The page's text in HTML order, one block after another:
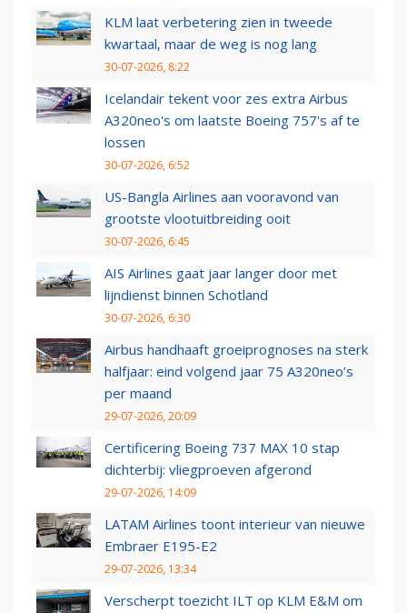
KLM laat verbetering zien in tweede
kwartaal, maar de weg is nog lang
30-07-2026, 8:22
Icelandair tekent voor zes extra Airbus
A320neo's om laatste Boeing 757's af te
lossen
30-07-2026, 6:52
US-Bangla Airlines aan vooravond van
grootste vlootuitbreiding ooit
30-07-2026, 6:45
AIS Airlines gaat jaar langer door met
lijndienst binnen Schotland
30-07-2026, 6:30
Airbus handhaaft groeiprognoses na sterk
halfjaar: eind volgend jaar 75 A320neo’s
per maand
29-07-2026, 20:09
Certificering Boeing 737 MAX 10 stap
dichterbij: vliegproeven afgerond
29-07-2026, 14:09
LATAM Airlines toont interieur van nieuwe
Embraer E195-E2
29-07-2026, 13:34
Verscherpt toezicht ILT op KLM E&M om